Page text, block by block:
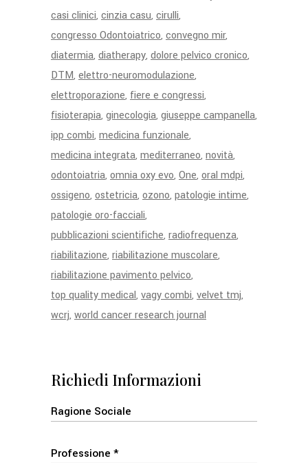
casi clinici cinzia casu cirulli
congresso Odontoiatrico convegno mir
diatermia diatherapy dolore pelvico cronico
DTM elettro-neuromodulazione
elettroporazione fiere e congressi
fisioterapia ginecologia giuseppe campanella
ipp combi medicina funzionale
medicina integrata mediterraneo novità
odontoiatria omnia oxy evo One oral mdpi
ossigeno ostetricia ozono patologie intime
patologie oro-facciali
pubblicazioni scientifiche radiofrequenza
riabilitazione riabilitazione muscolare
riabilitazione pavimento pelvico
top quality medical vagy combi velvet tmj
wcrj world cancer research journal
Richiedi Informazioni